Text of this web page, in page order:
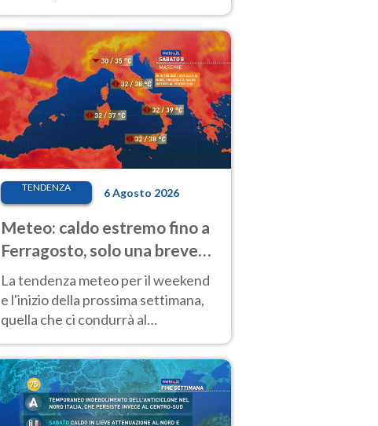
anche al Nord.
TENDENZA 6 Agosto 2026
Meteo: caldo estremo fino a
Ferragosto, solo una breve
pausa. Ecco dove
La tendenza meteo per il weekend
e l'inizio della prossima settimana,
quella che ci condurrà al
temperature molto elevate